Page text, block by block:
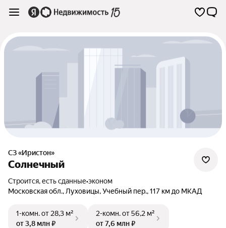
СЗ «Иристон»
Солнечный
Строится, есть сданные•эконом
Московская обл., Луховицы,Учебный пер.,117 км до МКАД
1-комн.от 28,3 м²
от 3,8 млн ₽
2-комн.от 56,2 м²
от 7,6 млн ₽